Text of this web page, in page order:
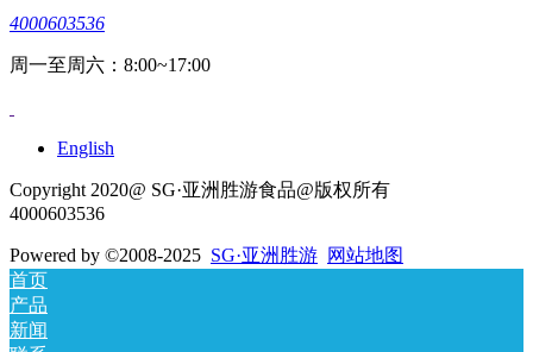
4000603536
周一至周六：8:00~17:00
English
Copyright 2020@ SG·亚洲胜游食品@版权所有
4000603536
Powered by ©2008-2025 SG·亚洲胜游 网站地图
首页
产品
新闻